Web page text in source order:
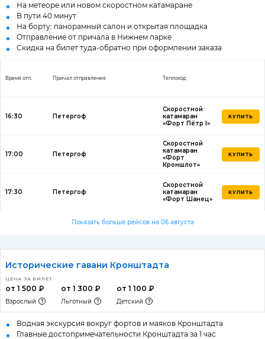
На метеоре или новом скоростном катамаране
В пути 40 минут
На борту: панорамный салон и открытая площадка
Отправление от причала в Нижнем парке
Скидка на билет туда-обратно при оформлении заказа
Время отп. Причал отправления Теплоход
16:30 Петергоф
Скоростной
катамаран
«Форт Пётр I»
КУПИТЬ
17:00 Петергоф
Скоростной
катамаран
«Форт
Кроншлот»
КУПИТЬ
17:30 Петергоф
Скоростной
катамаран
«Форт Шанец»
КУПИТЬ
Показать больше рейсов на 06 августа
Исторические гавани Кронштадта
ЦЕНА ЗА БИЛЕТ
от 1 500 ₽
Взрослый
от 1 300 ₽
Льготный
от 1 100 ₽
Детский
Водная экскурсия вокруг фортов и маяков Кронштадта
Главные достопримечательности Кронштадта за 1 час